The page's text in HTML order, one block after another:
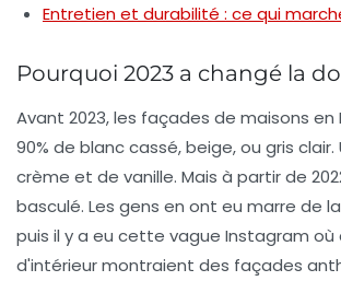
Entretien et durabilité : ce qui
Pourquoi 2023 a changé la
Avant 2023, les façades de maisons
90% de blanc cassé, beige, ou gris
crème et de vanille. Mais à partir de
basculé. Les gens en ont eu marre de
puis il y a eu cette vague Instagram
d'intérieur montraient des façades